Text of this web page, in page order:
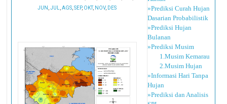
JUN ,JUL ,AGS ,SEP, OKT, NOV, DES
»Prediksi Curah Hujan
Dasarian Probabilistik
»Prediksi Hujan
Bulanan
»Prediksi Musim
1.Musim Kemarau
2.Musim Hujan
»Informasi Hari Tanpa
Hujan
»Prediksi dan Analisis